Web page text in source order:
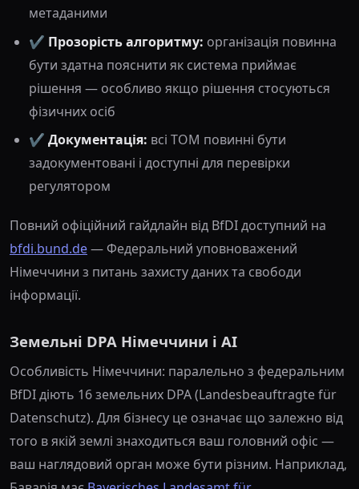
метаданими
✔️ Прозорість алгоритму: організація повинна
бути здатна пояснити як система приймає
рішення — особливо якщо рішення стосуються
фізичних осіб
✔️ Документація: всі TOM повинні бути
задокументовані і доступні для перевірки
регулятором
Повний офіційний гайдлайн від BfDI доступний на
bfdi.bund.de— Федеральний уповноважений
Німеччини з питань захисту даних та свободи
інформації.
Земельні DPA Німеччини і AI
Особливість Німеччини: паралельно з федеральним
BfDI діють 16 земельних DPA (Landesbeauftragte für
Datenschutz). Для бізнесу це означає що залежно від
того в якій землі знаходиться ваш головний офіс —
ваш наглядовий орган може бути різним. Наприклад,